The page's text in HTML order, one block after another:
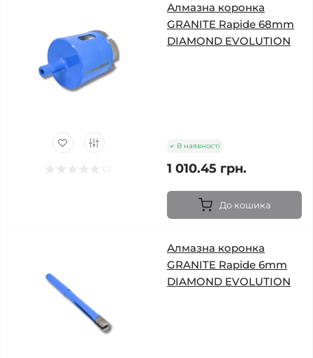
Алмазна коронка
GRANITE Rapide 68mm
DIAMOND EVOLUTION
В наявності
1 010.45 грн.
До кошика
Алмазна коронка
GRANITE Rapide 6mm
DIAMOND EVOLUTION